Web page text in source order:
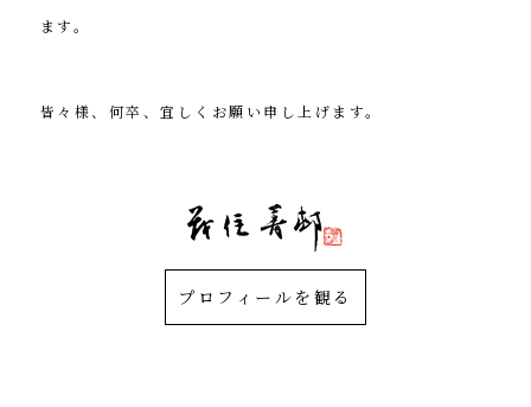
ます。
皆々様、何卒、宜しくお願い申し上げます。
プロフィールを観る